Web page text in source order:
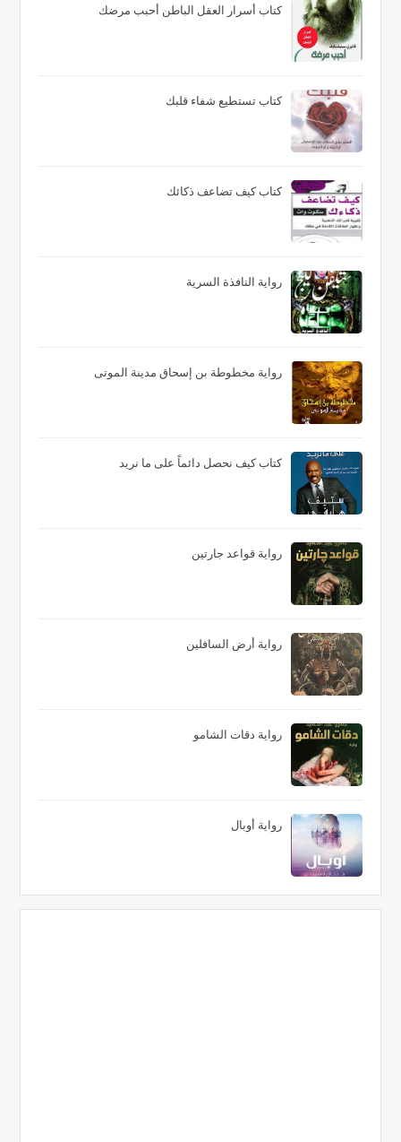
كتاب أسرار العقل الباطن أحبب مرضك
كتاب تستطيع شفاء قلبك
كتاب كيف تضاعف ذكائك
رواية النافذة السرية
رواية مخطوطة بن إسحاق مدينة الموتى
كتاب كيف نحصل دائماً على ما نريد
رواية قواعد جارتين
رواية أرض السافلين
رواية دقات الشامو
رواية أوبال